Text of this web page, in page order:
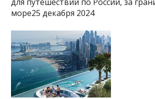
море25 декабря 2024